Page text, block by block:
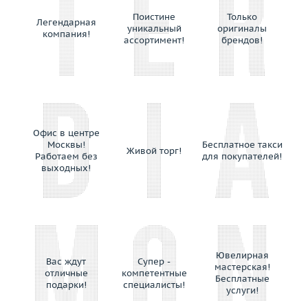
Saggi
Salavetti
Sauro
Schoeffel
Sirin
Skobelev
Sokolov
SORA by Ksenia Podnebesnaya
SPM
Stella
Stenzhorn
Stephen Webster
Suarez
Легендарная
компания!
Поистине
уникальный
ассортимент!
Только
оригиналы
брендов!
Офис в центре
Москвы!
Работаем без
выходных!
Живой торг!
Бесплатное такси
для покупателей!
Вас ждут
отличные
подарки!
Супер -
компетентные
специалисты!
Ювелирная
мастерская!
Бесплатные
услуги!